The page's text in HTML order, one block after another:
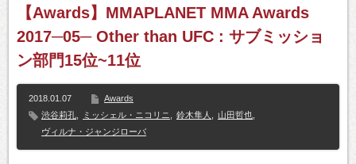
【Awards】MMAPLANET MMA Awards
2017─05─ Other than UFC : サブミッショ
ン部門15位~11位
2018.01.07
Awards
渋谷莉孔
ミッシェル・ニコリニ 鈴木隼人 山田哲也
ヴィルナ・ジャンジローバ